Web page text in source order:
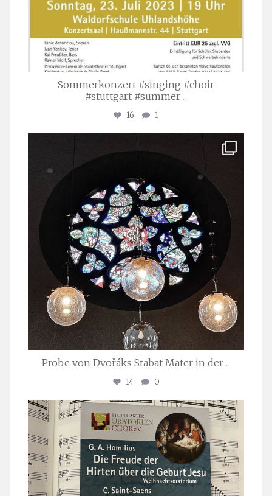
Sommerkonzert #singing #choir
#stuttgart #summer ...
16 1
Apr. 1
Probe von Dvořáks Stabat Mater in der ...
14 0
stuttgarter_oratorienchor
Nov. 29